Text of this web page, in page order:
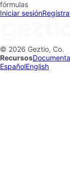
fórmulas
Iniciar sesión
© 2026 Geztio, Co.
Recursos
EspañolEnglish